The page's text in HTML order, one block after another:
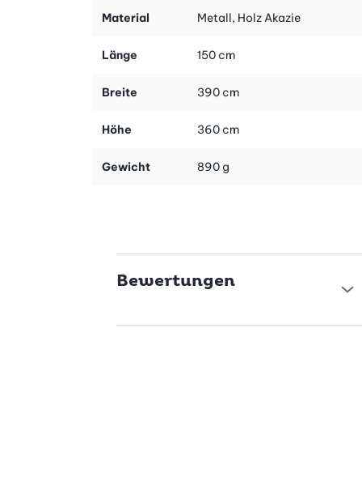
einer langlebigen Touch-Therm-Beschichtung versehen, die
Regal auch nach langer Nutzung attraktiv und robust.
Sicherer Stand durch durchdachtes Design
Die rutschfesten Metallfüsse gewährleisten einen stabilen Halt
sorgenfrei lagern, ohne dass das Regal verrutscht oder wackelt.
modernen Blickfang in jedem Raum.
sich ideal als praktische Aufbewahrungslösung für Wein, Wasser
oder andere Getränke – eine stilvolle Ergänzung für dein
Zuhause. Gönn dir jetzt mehr Ordnung und Eleganz!
Material Metall, Holz Akazie
Länge 150 cm
Breite 390 cm
Höhe 360 cm
Gewicht 890 g
Bewertungen